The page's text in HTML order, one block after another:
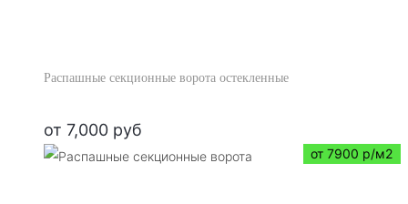
Распашные секционные ворота остекленные
от 7,000 руб
от 7900 р/м2